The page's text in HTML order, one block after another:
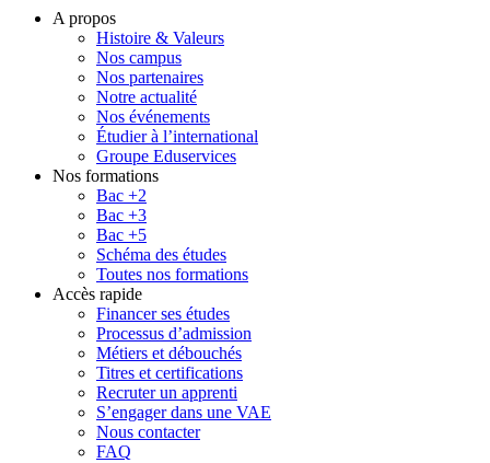
A propos
Histoire & Valeurs
Nos campus
Nos partenaires
Notre actualité
Nos événements
Étudier à l’international
Groupe Eduservices
Nos formations
Bac +2
Bac +3
Bac +5
Schéma des études
Toutes nos formations
Accès rapide
Financer ses études
Processus d’admission
Métiers et débouchés
Titres et certifications
Recruter un apprenti
S’engager dans une VAE
Nous contacter
FAQ